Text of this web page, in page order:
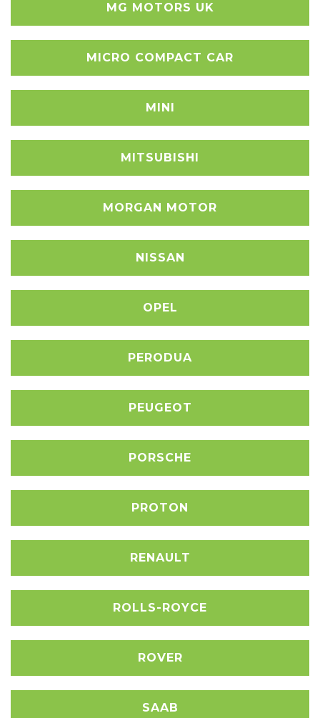
MG MOTORS UK
MICRO COMPACT CAR
MINI
MITSUBISHI
MORGAN MOTOR
NISSAN
OPEL
PERODUA
PEUGEOT
PORSCHE
PROTON
RENAULT
ROLLS-ROYCE
ROVER
SAAB